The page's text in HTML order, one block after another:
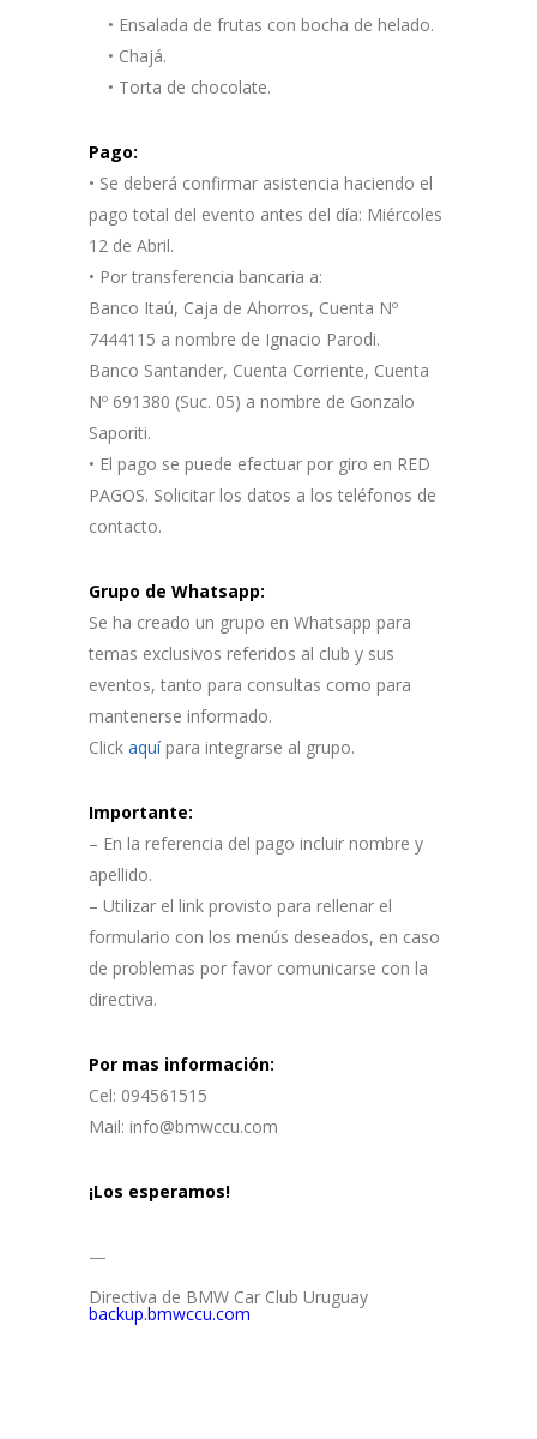
• Ensalada de frutas con bocha de helado.
• Chajá.
• Torta de chocolate.
Pago:
• Se deberá confirmar asistencia haciendo el
pago total del evento antes del día: Miércoles
12 de Abril.
• Por transferencia bancaria a:
Banco Itaú, Caja de Ahorros, Cuenta Nº
7444115 a nombre de Ignacio Parodi.
Banco Santander, Cuenta Corriente, Cuenta
Nº 691380 (Suc. 05) a nombre de Gonzalo
Saporiti.
• El pago se puede efectuar por giro en RED
PAGOS. Solicitar los datos a los teléfonos de
contacto.
Grupo de Whatsapp:
Se ha creado un grupo en Whatsapp para
temas exclusivos referidos al club y sus
eventos, tanto para consultas como para
mantenerse informado.
Click aquípara integrarse al grupo.
Importante:
– En la referencia del pago incluir nombre y
apellido.
– Utilizar el link provisto para rellenar el
formulario con los menús deseados, en caso
de problemas por favor comunicarse con la
directiva.
Por mas información:
Cel: 094561515
Mail: info@bmwccu.com
¡Los esperamos!
—
Directiva de BMW Car Club Uruguay
backup.bmwccu.com